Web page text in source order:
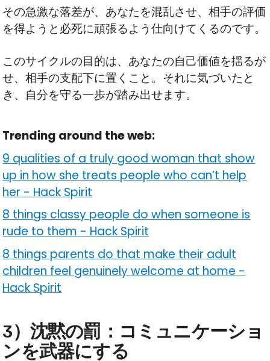
その急激な落差が、あなたを混乱させ、相手の評価
を得ようと必死に頑張るよう仕向けてくるのです。
このサイクルの目的は、あなたの自己価値を揺るが
せ、相手の支配下に置くこと。それに気づいたと
き、自分を守る一歩が踏み出せます。
Trending around the web:
9 qualities of a truly good woman that show
up in how she treats people who can’t help
her - Hack Spirit
8 things classy people do when someone is
rude to them-Hack Spirit
8 things parents do that make their adult
children feel genuinely welcome at home -
Hack Spirit
3）沈黙の罰：コミュニケーショ
ンを武器にする